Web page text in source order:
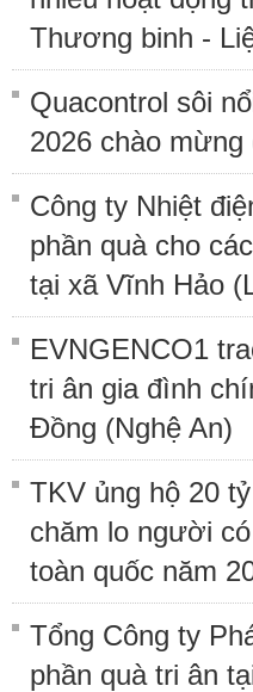
Thương binh -
Quacontrol sôi
2026 chào
Công ty Nhiệt
phần quà cho
tại xã Vĩnh Hảo
EVNGENCO1
tri ân gia đình
Đồng (Nghệ An)
TKV ủng hộ 20
chăm lo người
toàn quốc năm
Tổng Công ty
phần quà tri ân